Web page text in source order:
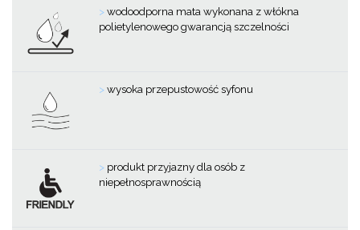
>wodoodporna mata wykonana z włókna
polietylenowego gwarancją szczelności
>wysoka przepustowość syfonu
> produkt przyjazny dla osób z
niepełnosprawnością